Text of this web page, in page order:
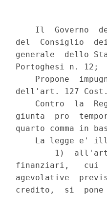
Il  Governo
del  Consiglio
generale  dello
Portoghesi n. 12;
Propone
dell'art. 127
Contro  la
giunta  pro
quarto comma in
La legge e'
1)
finanziari,   cui
agevolative
credito,  si  pone